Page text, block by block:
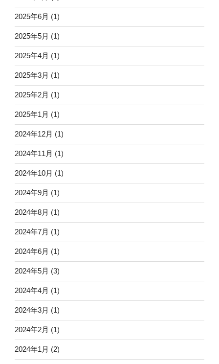
2025年6月 (1)
2025年5月 (1)
2025年4月 (1)
2025年3月 (1)
2025年2月 (1)
2025年1月 (1)
2024年12月 (1)
2024年11月 (1)
2024年10月 (1)
2024年9月 (1)
2024年8月 (1)
2024年7月 (1)
2024年6月 (1)
2024年5月 (3)
2024年4月 (1)
2024年3月 (1)
2024年2月 (1)
2024年1月 (2)